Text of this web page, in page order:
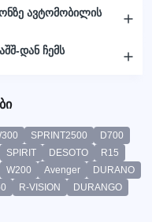
ავტომობილის
დან ჩემს
SPRINT2500
D700
SPIRIT DESOTO
R15
W200 Avenger
DURANO
R-VISION
DURANGO